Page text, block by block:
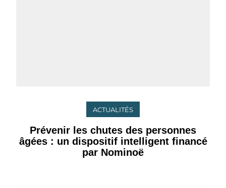
ACTUALITÉS
Prévenir les chutes des personnes
âgées : un dispositif intelligent financé
par Nominoë